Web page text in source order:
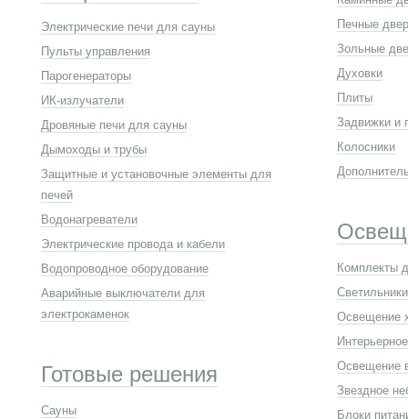
Электрические печи для сауны
Пульты управления
Парогенераторы
ИК-излучатели
Дровяные печи для сауны
Дымоходы и трубы
Защитные и установочные элементы для
печей
Водонагреватели
Электрические провода и кабели
Водопроводное оборудование
Аварийные выключатели для
электрокаменок
Готовые решения
Сауны
Печные
Зольные
Духовки
Плиты
Задвижки и
Колосники
Комплекты
Освещение
Освещение
Звездное
Блоки